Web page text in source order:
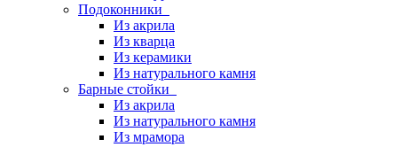
Подоконники
Из акрила
Из кварца
Из керамики
Из натурального камня
Барные стойки
Из акрила
Из натурального камня
Из мрамора